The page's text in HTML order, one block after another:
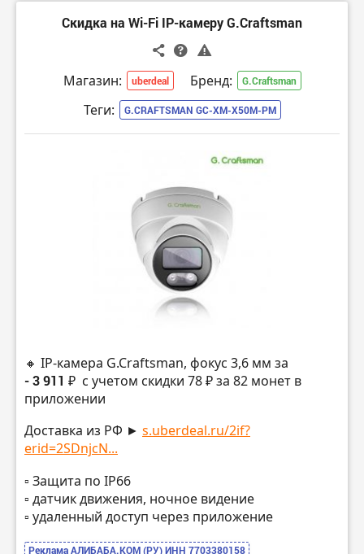
Скидка на Wi-Fi IP-камеру G.Craftsman
Магазин: uberdeal Бренд: G.Craftsman
Теги: G.CRAFTSMAN GC-XM-X50M-PM
🔸 IP-камера G.Craftsman, фокус 3,6 мм за
- 3 911 ₽ с учетом скидки 78 ₽ за 82 монет в
приложении
Доставка из РФ ► s.uberdeal.ru/2if?
erid=2SDnjcN...
▫️ Защита по IP66
▫️ датчик движения, ночное видение
▫️ удаленный доступ через приложение
Реклама АЛИБАБА.КОМ (РУ) ИНН 7703380158